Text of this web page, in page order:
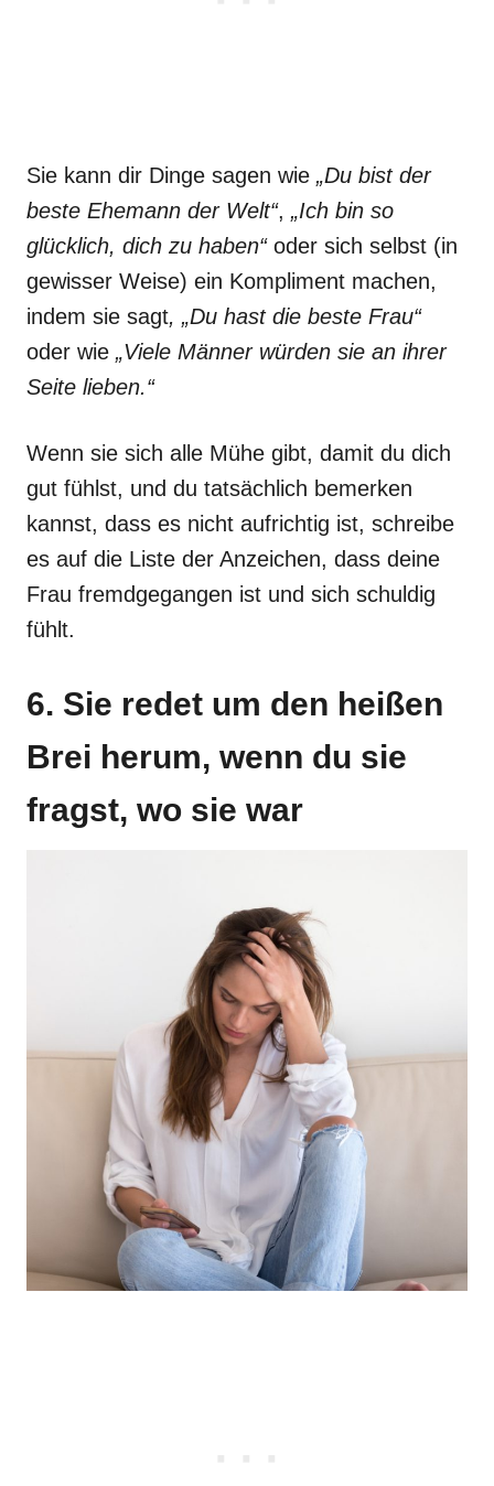
Sie kann dir Dinge sagen wie „Du bist der
beste Ehemann der Welt“, „Ich bin so
glücklich, dich zu haben“oder sich selbst (in
gewisser Weise) ein Kompliment machen,
indem sie sagt, „Du hast die beste Frau“
oder wie „Viele Männer würden sie an ihrer
Seite lieben.“
Wenn sie sich alle Mühe gibt, damit du dich
gut fühlst, und du tatsächlich bemerken
kannst, dass es nicht aufrichtig ist, schreibe
es auf die Liste der Anzeichen, dass deine
Frau fremdgegangen ist und sich schuldig
fühlt.
6. Sie redet um den heißen
Brei herum, wenn du sie
fragst, wo sie war